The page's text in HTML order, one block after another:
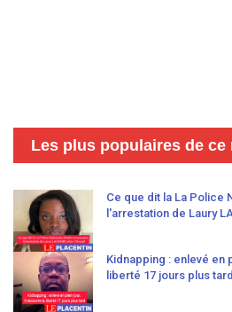
Les plus populaires de ce
Ce que dit la La Police
l'arrestation de Laury
Kidnapping : enlevé en
liberté 17 jours plus